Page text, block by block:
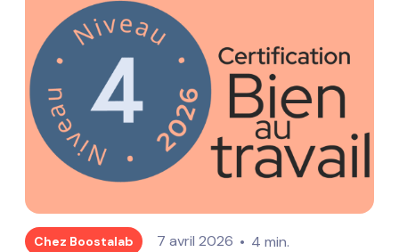
Chez Boostalab 7 avril 2026 4 min.